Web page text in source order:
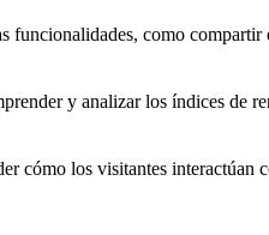
funcionalidades, como
y analizar los índices de
cómo los visitantes